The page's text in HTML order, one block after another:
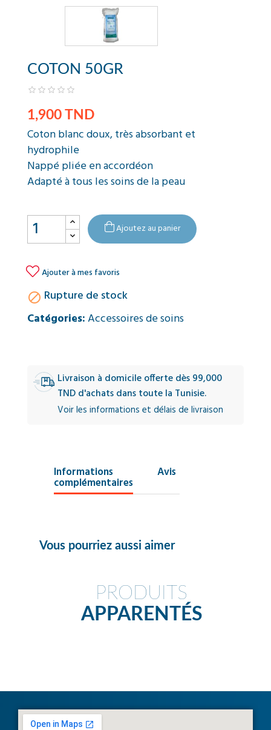
COTON 50GR
1,900 TND
Coton blanc doux, très absorbant et
hydrophile
Nappé pliée en accordéon
Adapté à tous les soins de la peau
Ajoutez au panier
Ajouter à mes favoris
 Rupture de stock
Catégories:Accessoires de soins
Livraison à domicile offerte dès 99,000
TND d'achats dans toute la Tunisie.
Voir les informations et délais de livraison
Informations
complémentaires
Avis
Vous pourriez aussi aimer
PRODUITS
APPARENTÉS